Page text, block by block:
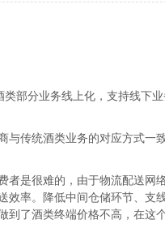
部分业务线上化，支持线下
传统酒类业务的对应方式一
是很难的，由于物流配送网
效率。降低中间仓储环节、支
了酒类终端价格不高，在这